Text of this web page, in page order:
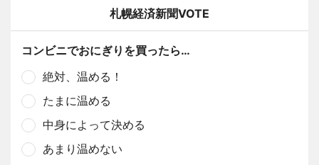
札幌経済新聞VOTE
コンビニでおにぎりを買ったら…
絶対、温める！
たまに温める
中身によって決める
あまり温めない